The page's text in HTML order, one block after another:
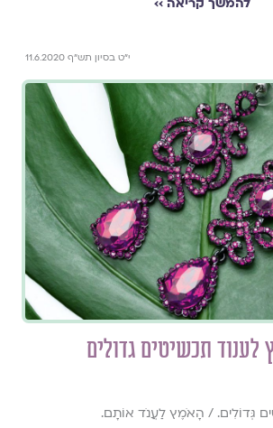
י"ט בסיון תש"ף 11.6.2020
לענוד תכשיטים גדולים
גְּדוֹלִים. / הָאֹמֶץ לַעֲנֹד אוֹתָם.